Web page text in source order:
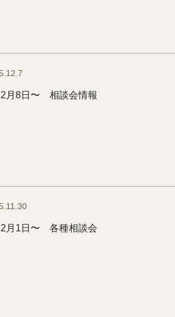
月8日〜 相談会情報
月1日〜 各種相談会